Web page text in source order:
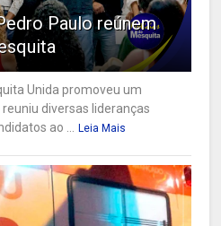
Paulo reúnem
Unida promoveu um
diversas lideranças
ao ... Leia Mais